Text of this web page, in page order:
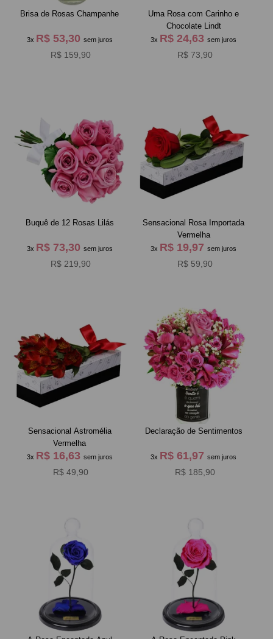
Brisa de Rosas Champanhe
3x R$ 53,30 sem juros
R$ 159,90
Uma Rosa com Carinho e
Chocolate Lindt
3x R$ 24,63sem juros
R$ 73,90
Buquê de 12 Rosas Lilás
3x R$ 73,30 sem juros
R$ 219,90
Sensacional Rosa Importada
Vermelha
3x R$ 19,97sem juros
R$ 59,90
Sensacional Astromélia
Vermelha
3x R$ 16,63 sem juros
R$ 49,90
Declaração de Sentimentos
3x R$ 61,97sem juros
R$ 185,90